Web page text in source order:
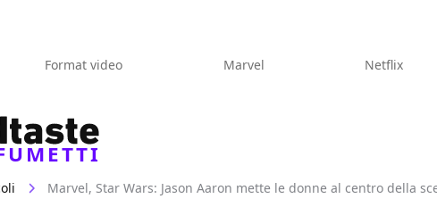
Format video Marvel Netflix
Marvel, Star Wars: Jason Aaron mette le donne al centro della